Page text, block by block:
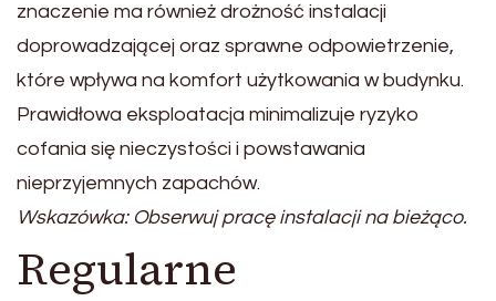
znaczenie ma również drożność instalacji
doprowadzającej oraz sprawne odpowietrzenie,
które wpływa na komfort użytkowania w budynku.
Prawidłowa eksploatacja minimalizuje ryzyko
cofania się nieczystości i powstawania
nieprzyjemnych zapachów.
Wskazówka: Obserwuj pracę instalacji na bieżąco.
Regularne